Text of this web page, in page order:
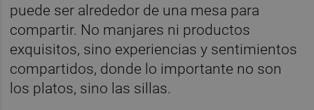
puede ser alrededor de una mesa para
compartir. No manjares ni productos
exquisitos, sino experiencias y sentimientos
compartidos, donde lo importante no son
los platos, sino las sillas.